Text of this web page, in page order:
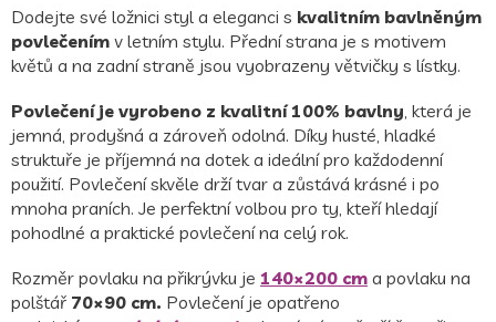
Dodejte své ložnici styl a eleganci s kvalitním bavlněným
povlečením v letním stylu. Přední strana je s motivem
květů a na zadní straně jsou vyobrazeny větvičky s lístky.
Povlečení je vyrobeno z kvalitní 100% bavlny, která je
jemná, prodyšná a zároveň odolná. Díky husté, hladké
struktuře je příjemná na dotek a ideální pro každodenní
použití. Povlečení skvěle drží tvar a zůstává krásné i po
mnoha praních. Je perfektní volbou pro ty, kteří hledají
pohodlné a praktické povlečení na celý rok.
Rozměr povlaku na přikrývku je 140×200 cm a povlaku na
polštář 70×90 cm. Povlečení je opatřeno